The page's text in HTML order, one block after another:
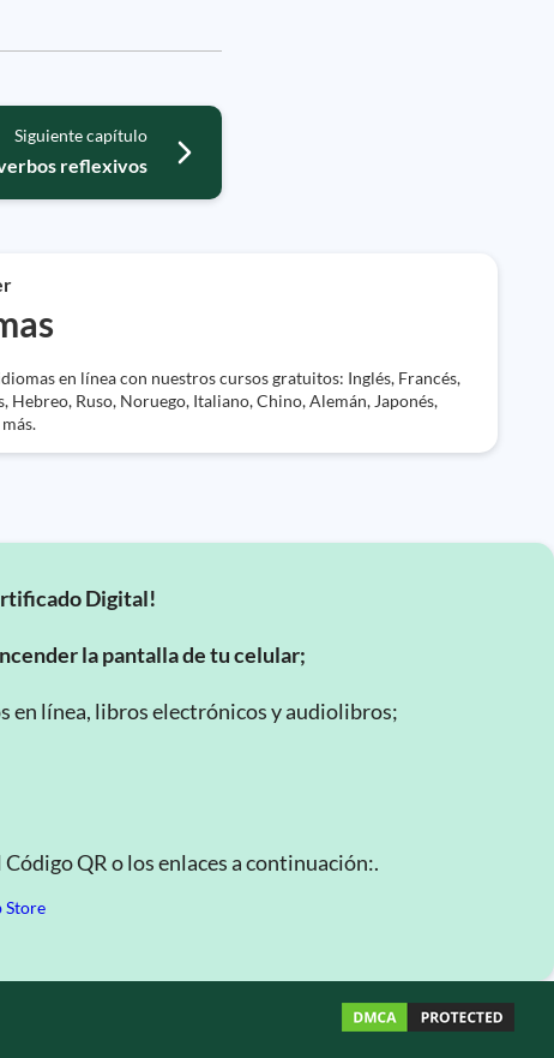
Siguiente capítulo
reflexivos
en línea con nuestros cursos gratuitos: Inglés, Francés,
Hebreo, Ruso, Noruego, Italiano, Chino, Alemán, Japonés,
Digital!
la pantalla de tu celular;
en línea, libros electrónicos y audiolibros;
QR o los enlaces a continuación:.